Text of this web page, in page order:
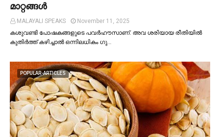
മാറ്റങ്ങള്‍
MALAYALI SPEAKS
November 11, 2025
കശുവണ്ടി പോഷകങ്ങളുടെ പവർഹൗസാണ്. അവ ശരിയായ രീതിയില്‍
കുതിർത്ത് കഴിച്ചാല്‍ ഒന്നിലധികം ഗു…
POPULAR-ARTICLES